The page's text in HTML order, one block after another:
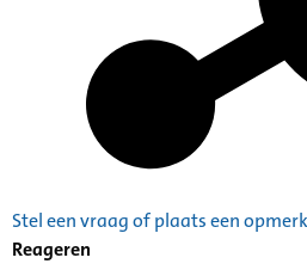
Stel een vraag of plaats een
Reageren